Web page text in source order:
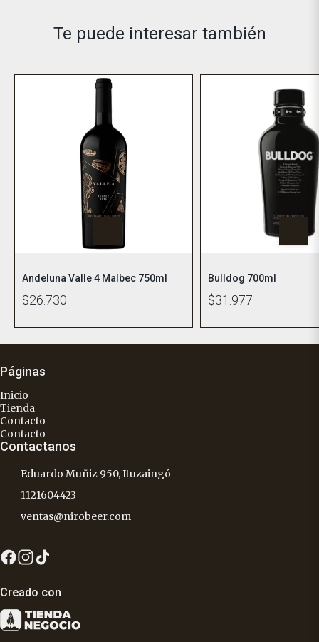
Te puede interesar también
Andeluna Valle 4 Malbec 750ml
$26.730
Bulldog 700ml
$31.977
Páginas
Inicio
Tienda
Contacto
Contacto
Contactanos
Eduardo Muñiz 950, Ituzaingó
1121604423
ventas@nirobeer.com
Creado con